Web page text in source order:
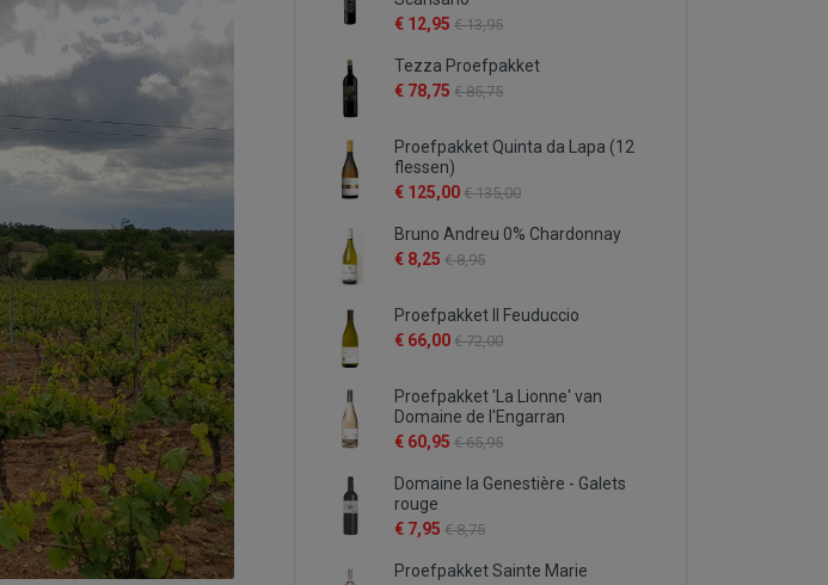
€ 12,95 € 13,95
Tezza Proefpakket
€ 78,75 € 85,75
Proefpakket Quinta da Lapa (12
flessen)
€ 125,00 € 135,00
Bruno Andreu 0% Chardonnay
€ 8,25 € 8,95
Proefpakket Il Feuduccio
€ 66,00 € 72,00
Proefpakket 'La Lionne' van
Domaine de l'Engarran
€ 60,95 € 65,95
Domaine la Genestière - Galets
rouge
€ 7,95 € 8,75
Proefpakket Sainte Marie